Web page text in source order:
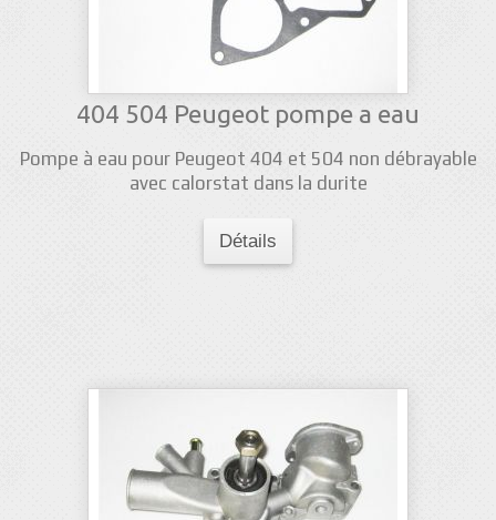
404 504 Peugeot pompe a eau
Pompe à eau pour Peugeot 404 et 504 non débrayable
avec calorstat dans la durite
Détails